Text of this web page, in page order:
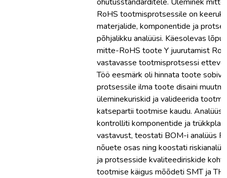
RoHS tootmisprotsessile on
materjalide, komponentide ja
põhjalikku analüüsi. Käesolevas
mitte-RoHS toote Y juurutamist
vastavasse tootmisprotsessi
Töö eesmärk oli hinnata toote
protsessile ilma toote disaini
üleminekuriskid ja valideerida
katsepartii tootmise kaudu. Analüüsi
kontrolliti komponentide ja
vastavust, teostati BOM-i analüüs
nõuete osas ning koostati
ja protsesside kvaliteediriskide
tootmise käigus mõõdeti SMT ja